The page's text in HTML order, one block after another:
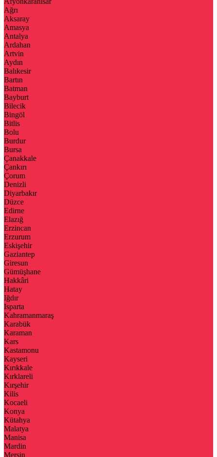
Ağrı
Aksaray
Amasya
Antalya
Ardahan
Artvin
Aydın
Balıkesir
Bartın
Batman
Bayburt
Bilecik
Bingöl
Bitlis
Bolu
Burdur
Bursa
Çanakkale
Çankırı
Çorum
Denizli
Diyarbakır
Düzce
Edirne
Elazığ
Erzincan
Erzurum
Eskişehir
Gaziantep
Giresun
Gümüşhane
Hakkâri
Hatay
Iğdır
Isparta
Kahramanmaraş
Karabük
Karaman
Kars
Kastamonu
Kayseri
Kırıkkale
Kırklareli
Kırşehir
Kilis
Kocaeli
Konya
Kütahya
Malatya
Manisa
Mardin
Mersin